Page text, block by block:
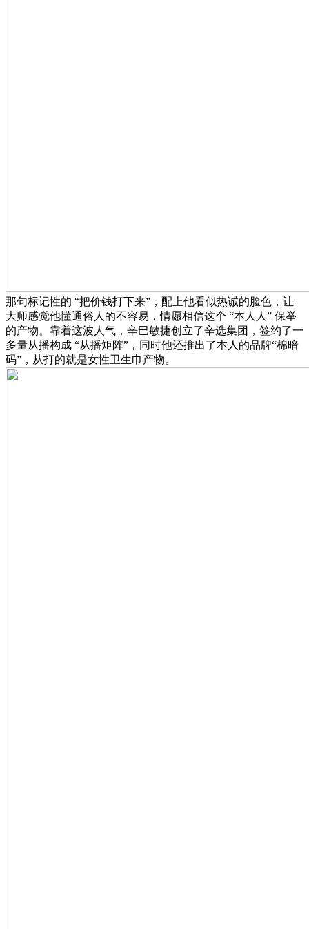
那句标记性的 “把价钱打下来”，配上他看似热诚的脸色，让
大师感觉他懂通俗人的不容易，情愿相信这个 “本人人” 保举
的产物。靠着这波人气，辛巴敏捷创立了辛选集团，签约了一
多量从播构成 “从播矩阵”，同时他还推出了本人的品牌“棉暗
码”，从打的就是女性卫生巾产物。